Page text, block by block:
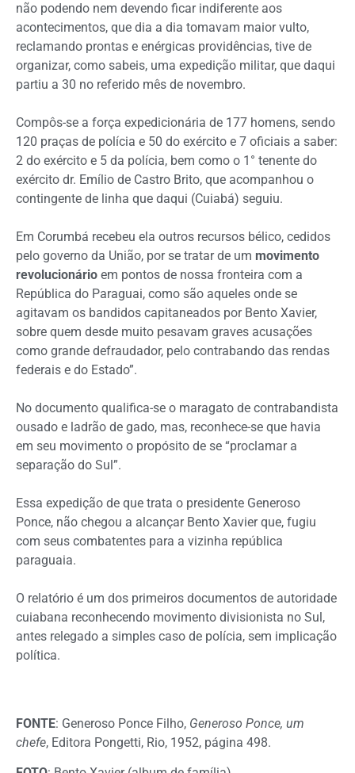
não podendo nem devendo ficar indiferente aos
acontecimentos, que dia a dia tomavam maior vulto,
reclamando prontas e enérgicas providências, tive de
organizar, como sabeis, uma expedição militar, que daqui
partiu a 30 no referido mês de novembro.
Compôs-se a força expedicionária de 177 homens, sendo
120 praças de polícia e 50 do exército e 7 oficiais a saber:
2 do exército e 5 da polícia, bem como o 1° tenente do
exército dr. Emílio de Castro Brito, que acompanhou o
contingente de linha que daqui (Cuiabá) seguiu.
Em Corumbá recebeu ela outros recursos bélico, cedidos
pelo governo da União, por se tratar de um movimento
revolucionário em pontos de nossa fronteira com a
República do Paraguai, como são aqueles onde se
agitavam os bandidos capitaneados por Bento Xavier,
sobre quem desde muito pesavam graves acusações
como grande defraudador, pelo contrabando das rendas
federais e do Estado”.
No documento qualifica-se o maragato de contrabandista
ousado e ladrão de gado, mas, reconhece-se que havia
em seu movimento o propósito de se “proclamar a
separação do Sul”.
Essa expedição de que trata o presidente Generoso
Ponce, não chegou a alcançar Bento Xavier que, fugiu
com seus combatentes para a vizinha república
paraguaia.
O relatório é um dos primeiros documentos de autoridade
cuiabana reconhecendo movimento divisionista no Sul,
antes relegado a simples caso de polícia, sem implicação
política.
FONTE: Generoso Ponce Filho, Generoso Ponce, um
chefe, Editora Pongetti, Rio, 1952, página 498.